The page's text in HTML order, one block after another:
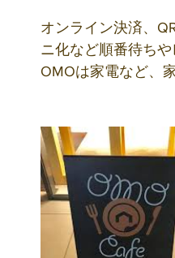
オンライン決済、
ニ化など順番待ち
OMOは家電など、